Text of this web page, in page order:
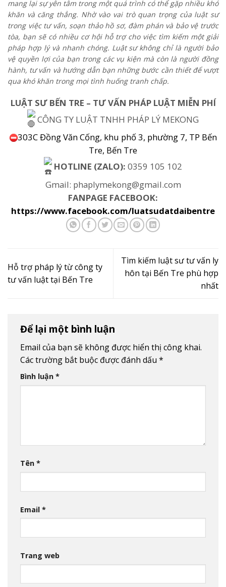
mang lại sự yên tâm trong một quá trình có thể gặp nhiều khó
khăn và căng thẳng. Nhờ vào vai trò quan trọng của luật sư
trong việc tư vấn, soạn thảo hồ sơ, đàm phán và bảo vệ trước
tòa, bạn sẽ có nhiều cơ hội hỗ trợ cho việc tìm kiếm một giải
pháp hợp lý và nhanh chóng. Luật sư không chỉ là người bảo
vệ quyền lợi của bạn trong các vụ kiện mà còn là người đồng
hành, tư vấn và hướng dẫn bạn những bước cần thiết để vượt
qua khó khăn trong mọi tình huống tranh chấp.
LUẬT SƯ BẾN TRE – TƯ VẤN PHÁP LUẬT MIỄN PHÍ
CÔNG TY LUẬT TNHH PHÁP LÝ MEKONG
303C Đồng Văn Cống, khu phố 3, phường 7, TP Bến
Tre, Bến Tre
HOTLINE (ZALO): 0359 105 102
Gmail: phaplymekong@gmail.com
FANPAGE FACEBOOK:
https://www.facebook.com/luatsudatdaibentre
Hỗ trợ pháp lý từ công ty
tư vấn luật tại Bến Tre
Tìm kiếm luật sư tư vấn ly
hôn tại Bến Tre phù hợp
nhất
Để lại một bình luận
Email của bạn sẽ không được hiển thị công khai.
Các trường bắt buộc được đánh dấu *
Bình luận *
Tên *
Email *
Trang web